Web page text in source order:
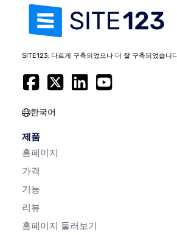
SITE123: 다르게 구축되었으나 더 잘 구축되었습니
한국어
제품
홈페이지
가격
기능
리뷰
홈페이지 둘러보기